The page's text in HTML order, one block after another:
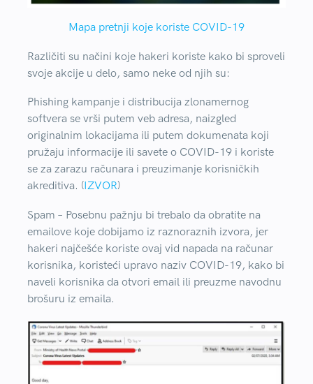
Mapa pretnji koje koriste COVID-19
Različiti su načini koje hakeri koriste kako bi sproveli
svoje akcije u delo, samo neke od njih su:
Phishing kampanje i distribucija zlonamernog
softvera se vrši putem veb adresa, naizgled
originalnim lokacijama ili putem dokumenata koji
pružaju informacije ili savete o COVID-19 i koriste
se za zarazu računara i preuzimanje korisničkih
akreditiva. (IZVOR)
Spam – Posebnu pažnju bi trebalo da obratite na
emailove koje dobijamo iz raznoraznih izvora, jer
hakeri najčešće koriste ovaj vid napada na računar
korisnika, koristeći upravo naziv COVID-19, kako bi
naveli korisnika da otvori email ili preuzme navodnu
brošuru iz emaila.